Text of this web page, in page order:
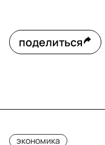
поделиться
экономика